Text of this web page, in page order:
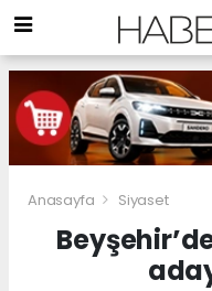
Anasayfa Siyaset